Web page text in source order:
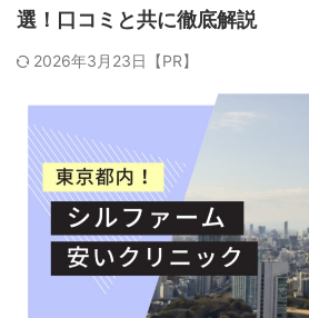
選！口コミと共に徹底解説
2026年3月23日